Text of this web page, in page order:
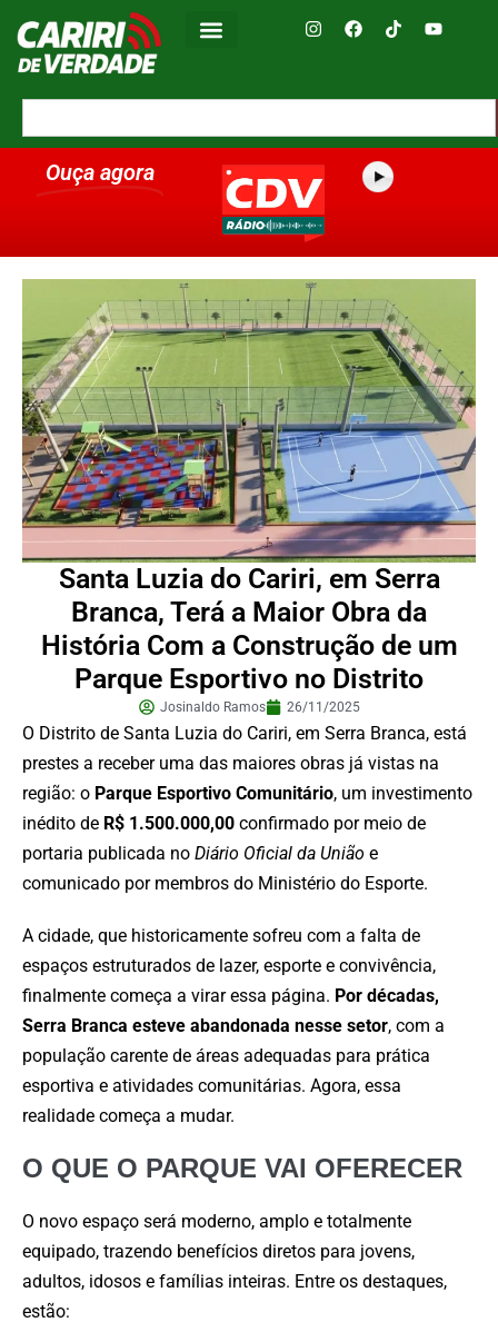
Ouça agora
Santa Luzia do Cariri, em Serra
Branca, Terá a Maior Obra da
História Com a Construção de um
Parque Esportivo no Distrito
Josinaldo Ramos 26/11/2025
O Distrito de Santa Luzia do Cariri, em Serra Branca, está
prestes a receber uma das maiores obras já vistas na
região: o Parque Esportivo Comunitário, um investimento
inédito de R$ 1.500.000,00 confirmado por meio de
portaria publicada no Diário Oficial da União e
comunicado por membros do Ministério do Esporte.
A cidade, que historicamente sofreu com a falta de
espaços estruturados de lazer, esporte e convivência,
finalmente começa a virar essa página. Por décadas,
Serra Branca esteve abandonada nesse setor, com a
população carente de áreas adequadas para prática
esportiva e atividades comunitárias. Agora, essa
realidade começa a mudar.
O QUE O PARQUE VAI OFERECER
O novo espaço será moderno, amplo e totalmente
equipado, trazendo benefícios diretos para jovens,
adultos, idosos e famílias inteiras. Entre os destaques,
estão: